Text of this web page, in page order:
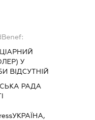
У
ВІДСУТНІЙ
РАДА
УКРАЇНА,